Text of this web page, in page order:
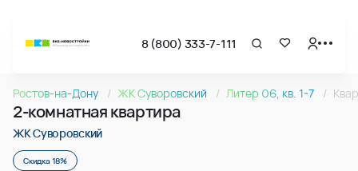
8 (800) 333-7-111
Квартира № 115 в ЖК Суворовский : подъезд 1, этаж 17,
2-комнатная квартира 55.70м2 в ЖК Суворовский, №115
2-комнатная квартира 55.70м2 в ЖК Суворовский, №115
Ростов-на-Дону ЖК Суворовский Литер 06, кв. 1-7
2-комнатная квартира
ЖК Суворовский
Скидка 18%